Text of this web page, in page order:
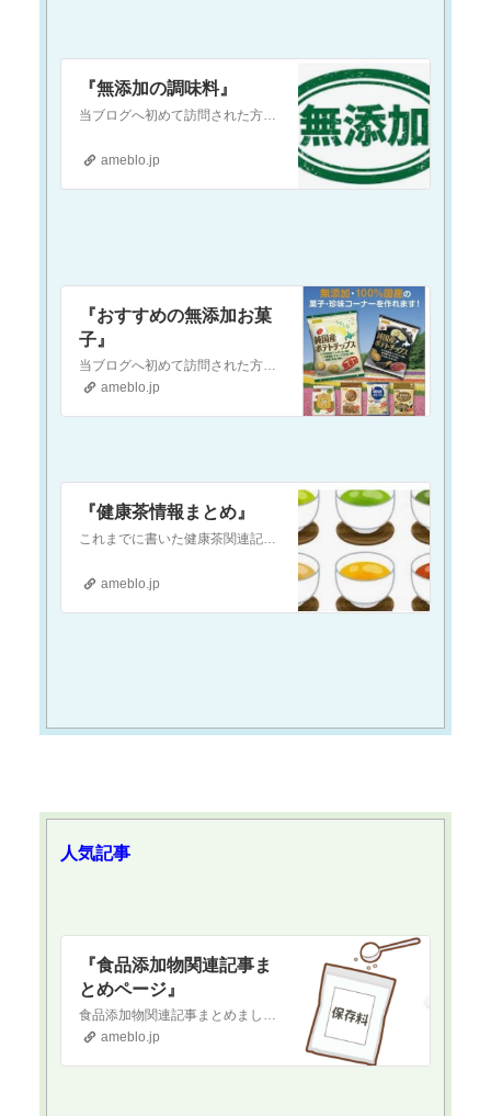
『無添加の調味料』
ameblo.jp
『おすすめの無添加お菓
子』
当ブログへ初めて訪問された方へ当ブログは『現代医療やワクチンに対して疑念を抱いている』という方や『食の安全(農薬・添加物etc.)に不安を感じている』という方…
ameblo.jp
『健康茶情報まとめ』
これまでに書いた健康茶関連記事のリンクを以下に貼り付けておきます気になるお茶があれば、ぜひ記事をチェックしてみてくださいねハブ茶『お勧めのお茶 〜ハブ茶〜』当…
ameblo.jp
人気記事
『食品添加物関連記事ま
とめページ』
食品添加物関連記事まとめました‼️ 以下、貼り付けておきます。ご参考まで保存料と日持ち向上剤について『保存料と日持ち向上剤』デトックス&免疫力アップ関連記事『…
ameblo.jp